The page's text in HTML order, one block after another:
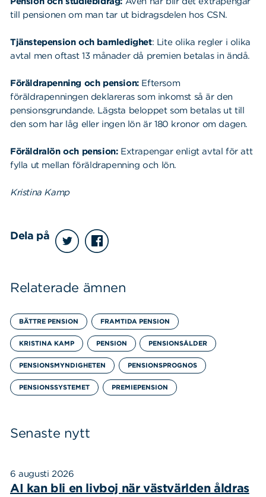
till pensionen om man tar ut bidragsdelen hos CSN.
Tjänstepension och barnledighet: Lite olika regler i olika
avtal men oftast 13 månader då premien betalas in ändå.
Föräldrapenning och pension:Eftersom
föräldrapenningen deklareras som inkomst så är den
pensionsgrundande. Lägsta beloppet som betalas ut till
den som har låg eller ingen lön är 180 kronor om dagen.
Föräldralön och pension:Extrapengar enligt avtal för att
fylla ut mellan föräldrapenning och lön.
Kristina Kamp
Dela på
Relaterade ämnen
BÄTTRE PENSION FRAMTIDA PENSION
KRISTINA KAMP PENSION PENSIONSÅLDER
PENSIONSMYNDIGHETEN PENSIONSPROGNOS
PENSIONSSYSTEMET PREMIEPENSION
Senaste nytt
6 augusti 2026
AI kan bli en livboj när västvärlden åldras